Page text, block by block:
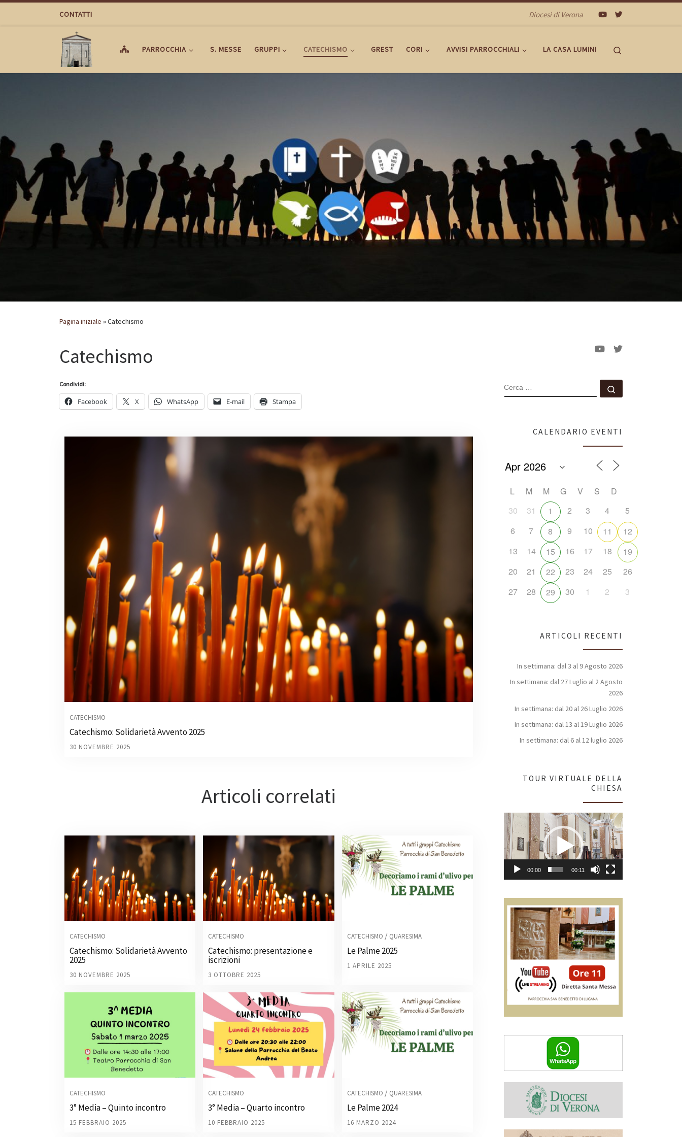
Passa al contenutoCONTATTI Diocesi di Verona
PARROCCHIA S. MESSE GRUPPI CATECHISMO GREST CORI AVVISI PARROCCHIALI LA CASA LUMINI
Pagina iniziale »Catechismo
Catechismo
Condividi:
Facebook X WhatsApp E-mail Stampa
CATECHISMO
Catechismo: Solidarietà Avvento 2025
30 NOVEMBRE 2025
Articoli correlati
CATECHISMO
Catechismo: Solidarietà Avvento
2025
30 NOVEMBRE 2025
CATECHISMO
Catechismo: presentazione e
iscrizioni
3 OTTOBRE 2025
CATECHISMO / QUARESIMA
Le Palme 2025
1 APRILE 2025
CATECHISMO
3° Media – Quinto incontro
15 FEBBRAIO 2025
CATECHISMO
3° Media – Quarto incontro
10 FEBBRAIO 2025
CATECHISMO / QUARESIMA
Le Palme 2024
16 MARZO 2024
CERCA
CALENDARIO EVENTI
L M M G V S
D
30
31 1 2 3 4
5
6
7 8 9 10 11
12
13
14 15 16 17 18
19
20
21 22 23 24 25
26
27
28 29 30 1 2 3
ARTICOLI RECENTI
In settimana: dal 3 al 9 Agosto 2026
In settimana: dal 27 Luglio al 2 Agosto
2026
In settimana: dal 20 al 26 Luglio 2026
In settimana: dal 13 al 19 Luglio 2026
In settimana: dal 6 al 12 luglio 2026
TOUR VIRTUALE DELLA
CHIESA
Video
Player
00:00 00:11